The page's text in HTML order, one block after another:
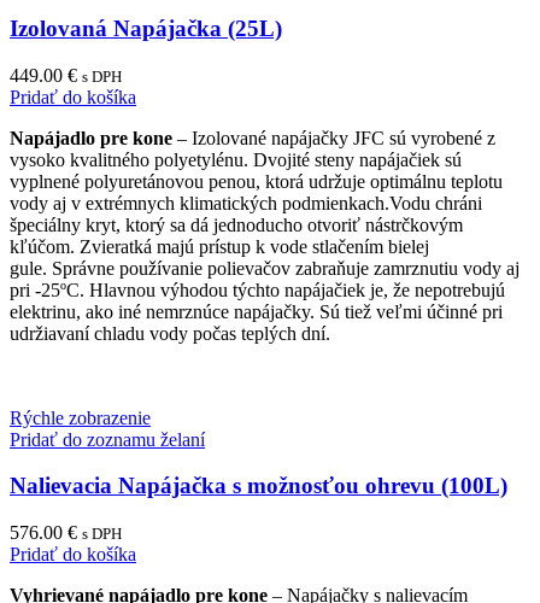
Izolovaná Napájačka (25L)
449.00 € s DPH
Pridať do košíka
Napájadlo pre kone – Izolované napájačky JFC sú vyrobené z
vysoko kvalitného polyetylénu. Dvojité steny napájačiek sú
vyplnené polyuretánovou penou, ktorá udržuje optimálnu teplotu
vody aj v extrémnych klimatických podmienkach.Vodu chráni
špeciálny kryt, ktorý sa dá jednoducho otvoriť nástrčkovým
kľúčom. Zvieratká majú prístup k vode stlačením bielej
gule. Správne používanie polievačov zabraňuje zamrznutiu vody aj
pri -25ºC. Hlavnou výhodou týchto napájačiek je, že nepotrebujú
elektrinu, ako iné nemrznúce napájačky. Sú tiež veľmi účinné pri
udržiavaní chladu vody počas teplých dní.
Rýchle zobrazenie
Pridať do zoznamu želaní
Nalievacia Napájačka s možnosťou ohrevu (100L)
576.00 € s DPH
Pridať do košíka
Vyhrievané napájadlo pre kone – Napájačky s nalievacím